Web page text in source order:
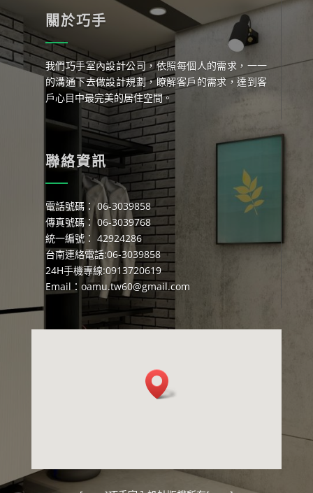
關於巧手
我們巧手室內設計公司，依照每個人的需求，一一
的溝通下去做設計規劃，瞭解客戶的需求，達到客
戶心目中最完美的居住空間。
聯絡資訊
電話號碼： 06-3039858
傳真號碼： 06-3039768
統一編號： 42924286
台南連絡電話:06-3039858
24H手機專線:0913720619
Email： oamu.tw60@gmail.com